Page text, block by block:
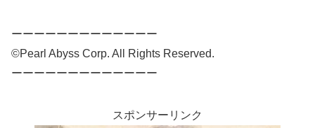
ーーーーーーーーーーーーー
©Pearl Abyss Corp. All Rights Reserved.
ーーーーーーーーーーーーー
スポンサーリンク